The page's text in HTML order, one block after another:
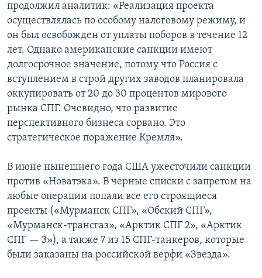
продолжил аналитик: «Реализация проекта
осуществлялась по особому налоговому режиму, и
он был освобожден от уплаты поборов в течение 12
лет. Однако американские санкции имеют
долгосрочное значение, потому что Россия с
вступлением в строй других заводов планировала
оккупировать от 20 до 30 процентов мирового
рынка СПГ. Очевидно, что развитие
перспективного бизнеса сорвано. Это
стратегическое поражение Кремля».
В июне нынешнего года США ужесточили санкции
против «Новатэка». В черные списки с запретом на
любые операции попали все его строящиеся
проекты («Мурманск СПГ», «Обский СПГ»,
«Мурманск-трансгаз», «Арктик СПГ 2», «Арктик
СПГ — 3»), а также 7 из 15 СПГ-танкеров, которые
были заказаны на российской верфи «Звезда».